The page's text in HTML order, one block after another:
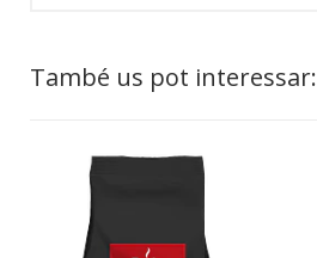
També us pot interessar: